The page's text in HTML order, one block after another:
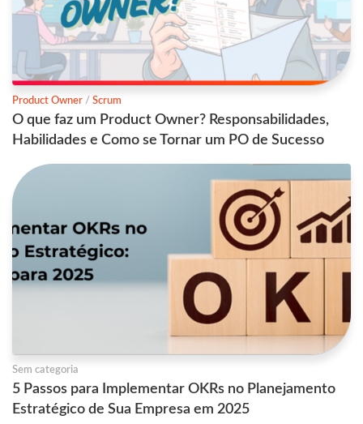
Product Owner / Scrum
O que faz um Product Owner? Responsabilidades,
Habilidades e Como se Tornar um PO de Sucesso
Sem categoria
5 Passos para Implementar OKRs no Planejamento
Estratégico de Sua Empresa em 2025